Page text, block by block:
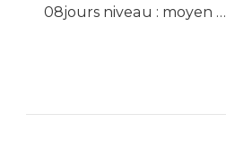
08jours niveau : moyen …